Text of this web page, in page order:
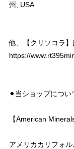
州, USA
他、【クリソコラ】
https://
⚫︎当ショップについ
【American
アメリカカリフォ